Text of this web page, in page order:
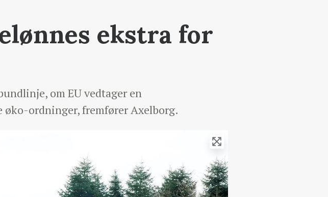
ekstra for
om EU vedtager en
ordninger, fremfører Axelborg.